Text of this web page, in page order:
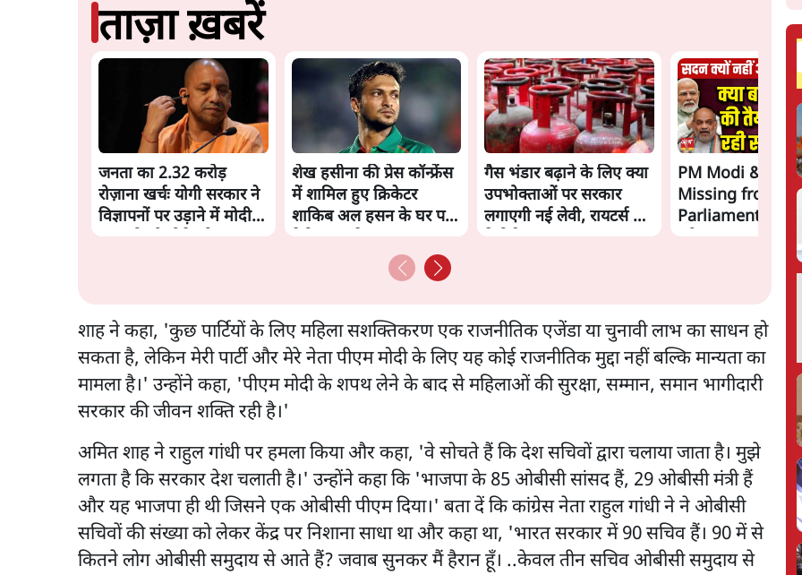
ताज़ा ख़बरें
जनता का 2.32 करोड़
रोज़ाना खर्चः योगी सरकार ने
विज्ञापनों पर उड़ाने में मोदी
शेख हसीना की प्रेस कॉन्फ्रेंस
में शामिल हुए क्रिकेटर
शाकिब अल हसन के घर पर
गैस भंडार बढ़ाने के लिए क्या
उपभोक्ताओं पर सरकार
लगाएगी नई लेवी, रायटर्स की
PM Modi &
Missing from
Parliament: क्या
शाह ने कहा, 'कुछ पार्टियों के लिए महिला सशक्तिकरण एक राजनीतिक एजेंडा या चुनावी लाभ का साधन हो
सकता है, लेकिन मेरी पार्टी और मेरे नेता पीएम मोदी के लिए यह कोई राजनीतिक मुद्दा नहीं बल्कि मान्यता का
मामला है।' उन्होंने कहा, 'पीएम मोदी के शपथ लेने के बाद से महिलाओं की सुरक्षा, सम्मान, समान भागीदारी
सरकार की जीवन शक्ति रही है।'
अमित शाह ने राहुल गांधी पर हमला किया और कहा, 'वे सोचते हैं कि देश सचिवों द्वारा चलाया जाता है। मुझे
लगता है कि सरकार देश चलाती है।' उन्होंने कहा कि 'भाजपा के 85 ओबीसी सांसद हैं, 29 ओबीसी मंत्री हैं
और यह भाजपा ही थी जिसने एक ओबीसी पीएम दिया।' बता दें कि कांग्रेस नेता राहुल गांधी ने ने ओबीसी
सचिवों की संख्या को लेकर केंद्र पर निशाना साधा था और कहा था, 'भारत सरकार में 90 सचिव हैं। 90 में से
कितने लोग ओबीसी समुदाय से आते हैं? जवाब सुनकर मैं हैरान हूँ। ..केवल तीन सचिव ओबीसी समुदाय से